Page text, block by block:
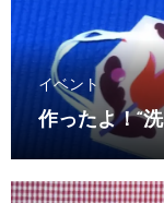
イベント
作ったよ！“